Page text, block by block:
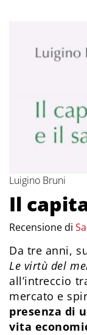
Luigino Bruni
Il
Recensione di
Da tre anni,
Le virtù del
all’intreccio
mercato e
presenza di
vita